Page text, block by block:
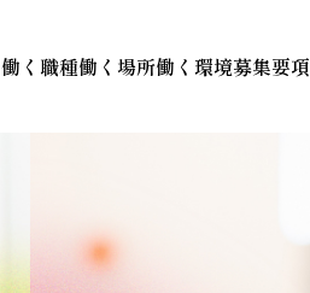
働く職種働く場所働く環境募集要項